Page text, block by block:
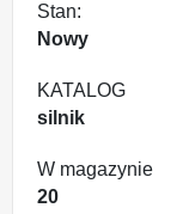
Stan:
Nowy
KATALOG
silnik
W magazynie
20